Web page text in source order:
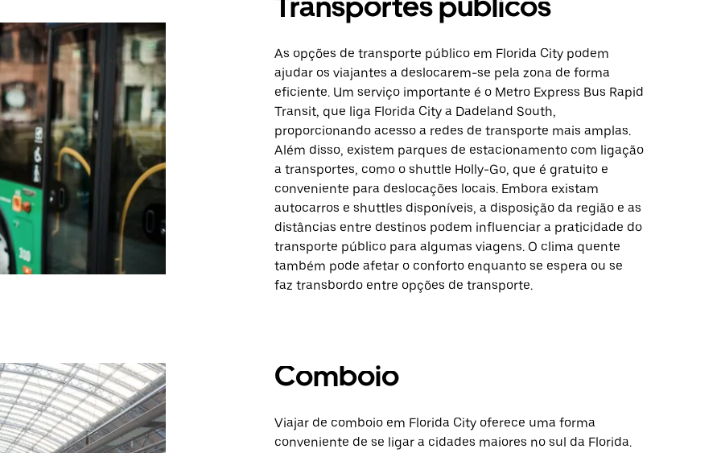
As opções de transporte público em Florida City podem
ajudar os viajantes a deslocarem-se pela zona de forma
eficiente. Um serviço importante é o Metro Express Bus Rapid
Transit, que liga Florida City a Dadeland South,
proporcionando acesso a redes de transporte mais amplas.
Além disso, existem parques de estacionamento com ligação
a transportes, como o shuttle Holly-Go, que é gratuito e
conveniente para deslocações locais. Embora existam
autocarros e shuttles disponíveis, a disposição da região e as
distâncias entre destinos podem influenciar a praticidade do
transporte público para algumas viagens. O clima quente
também pode afetar o conforto enquanto se espera ou se
faz transbordo entre opções de transporte.
Comboio
Viajar de comboio em Florida City oferece uma forma
conveniente de se ligar a cidades maiores no sul da Florida.